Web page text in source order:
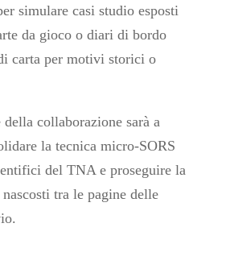
simulare casi studio esposti
da gioco o diari di bordo
carta per motivi storici o
collaborazione sarà a
la tecnica micro-SORS
del TNA e proseguire la
tra le pagine delle